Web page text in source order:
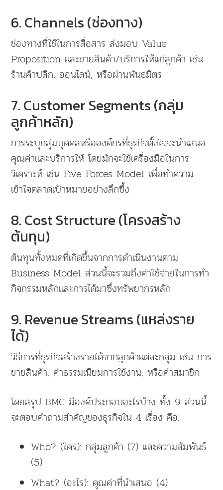
6. Channels (ช่องทาง)
ช่องทางที่ใช้ในการสื่อสาร ส่งมอบ Value
Proposition และขายสินค้า/บริการให้แก่ลูกค้า เช่น
ร้านค้าปลีก, ออนไลน์, หรือผ่านพันธมิตร
7. Customer Segments (กลุ่ม
ลูกค้าหลัก)
การระบุกลุ่มบุคคลหรือองค์กรที่ธุรกิจตั้งใจจะนำเสนอ
คุณค่าและบริการให้ โดยมักจะใช้เครื่องมือในการ
วิเคราะห์ เช่น Five Forces Model เพื่อทำความ
เข้าใจตลาดเป้าหมายอย่างลึกซึ้ง
8. Cost Structure (โครงสร้าง
ต้นทุน)
ต้นทุนทั้งหมดที่เกิดขึ้นจากการดำเนินงานตาม
Business Model ส่วนนี้จะรวมถึงค่าใช้จ่ายในการทำ
กิจกรรมหลักและการได้มาซึ่งทรัพยากรหลัก
9. Revenue Streams (แหล่งราย
ได้)
วิธีการที่ธุรกิจสร้างรายได้จากลูกค้าแต่ละกลุ่ม เช่น การ
ขายสินค้า, ค่าธรรมเนียมการใช้งาน, หรือค่าสมาชิก
โดยสรุป BMC มีองค์ประกอบอะไรบ้าง ทั้ง 9 ส่วนนี้
จะตอบคำถามสำคัญของธุรกิจใน 4 เรื่อง คือ:
Who? (ใคร): กลุ่มลูกค้า (7) และความสัมพันธ์
(5)
What? (อะไร): คุณค่าที่นำเสนอ (4)